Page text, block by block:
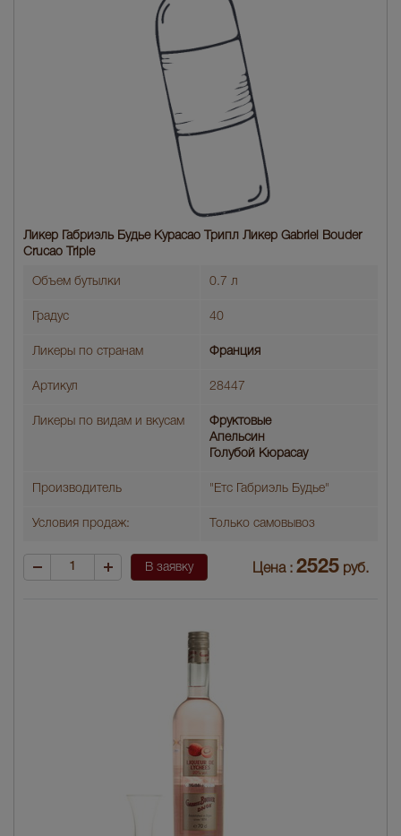
Ликер Габриэль Будье Курасао Трипл Ликер Gabriel Bouder
Crucao Triple
Объем бутылки 0.7 л
Градус 40
Ликеры по странам Франция
Артикул 28447
Ликеры по видам и вкусам
Фруктовые
Апельсин
Голубой Кюрасау
Производитель "Етс Габриэль Будье"
Условия продаж: Только самовывоз
В заявку Цена : 2525 руб.